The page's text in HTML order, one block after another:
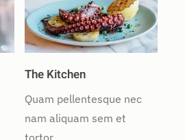
The Kitchen
Quam pellentesque nec
nam aliquam sem et